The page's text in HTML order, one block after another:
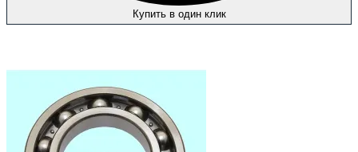
Купить в один клик